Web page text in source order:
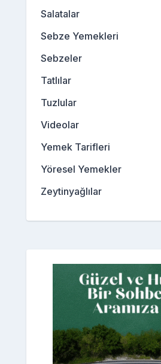
Salatalar
Sebze Yemekleri
Sebzeler
Tatlılar
Tuzlular
Videolar
Yemek Tarifleri
Yöresel Yemekler
Zeytinyağlılar